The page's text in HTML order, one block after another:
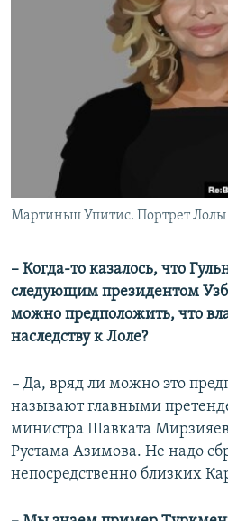
Мартиньш Упитис. Портрет
– Когда-то казалось, что
следующим президентом
можно предположить, что
наследству к Лоле?
– Да, вряд ли можно это
называют главными
министра Шавката
Рустама Азимова. Не надо
непосредственно близких